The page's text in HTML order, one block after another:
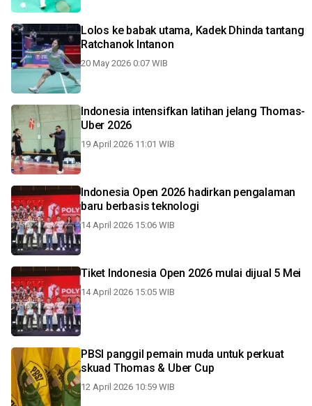
Lolos ke babak utama, Kadek Dhinda tantang
Ratchanok Intanon
20 May 2026 0:07 WIB
Indonesia intensifkan latihan jelang Thomas-
Uber 2026
19 April 2026 11:01 WIB
Indonesia Open 2026 hadirkan pengalaman
baru berbasis teknologi
14 April 2026 15:06 WIB
Tiket Indonesia Open 2026 mulai dijual 5 Mei
14 April 2026 15:05 WIB
PBSI panggil pemain muda untuk perkuat
skuad Thomas & Uber Cup
12 April 2026 10:59 WIB